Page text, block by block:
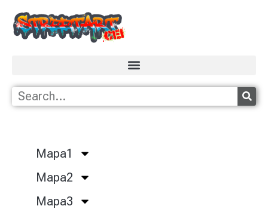
Mapa1
Mapa2
Mapa3